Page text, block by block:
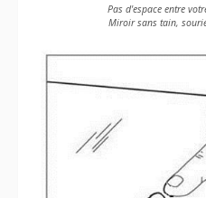
Pas d'espace entre
Miroir sans tain,